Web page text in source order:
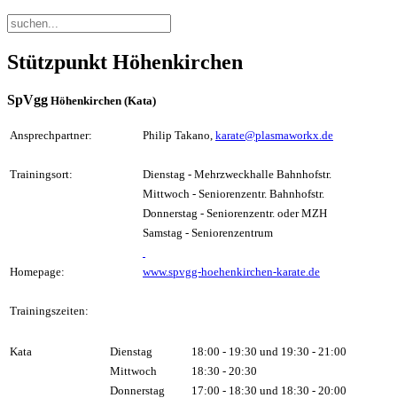
Stützpunkt Höhenkirchen
SpVgg Höhenkirchen (Kata)
Ansprechpartner: Philip Takano, karate@plasmaworkx.de
Trainingsort:
Dienstag - Mehrzweckhalle Bahnhofstr.
Mittwoch - Seniorenzentr. Bahnhofstr.
Donnerstag - Seniorenzentr. oder MZH
Samstag - Seniorenzentrum
Homepage: www.spvgg-hoehenkirchen-karate.de
Trainingszeiten:
Kata Dienstag
18:00 - 19:30 und 19:30 - 21:00
Mittwoch
18:30 - 20:30
Donnerstag
17:00 - 18:30 und 18:30 - 20:00